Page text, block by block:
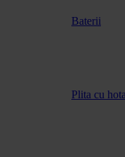
Baterii
Plita cu